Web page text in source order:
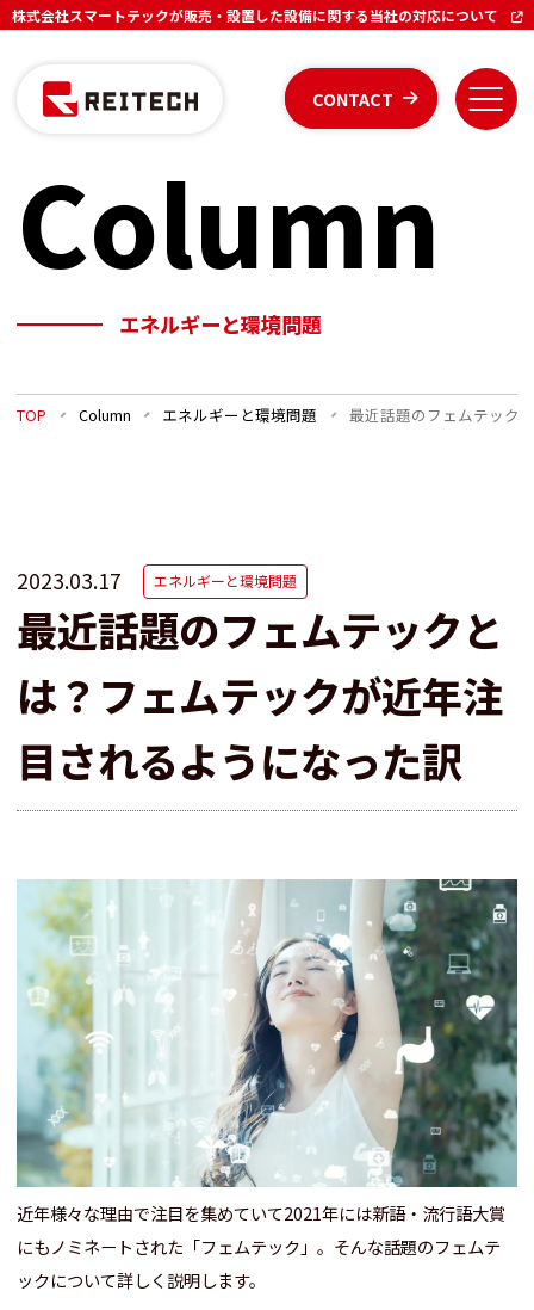
株式会社スマートテックが販売・設置した設備に関する当社の対応について
CONTACT
Column
エネルギーと環境問題
TOP Column エネルギーと環境問題 最近話題のフェムテック
2023.03.17 エネルギーと環境問題
最近話題のフェムテックと
は？フェムテックが近年注
目されるようになった訳
近年様々な理由で注目を集めていて2021年には新語・流行語大賞
にもノミネートされた「フェムテック」。そんな話題のフェムテ
ックについて詳しく説明します。